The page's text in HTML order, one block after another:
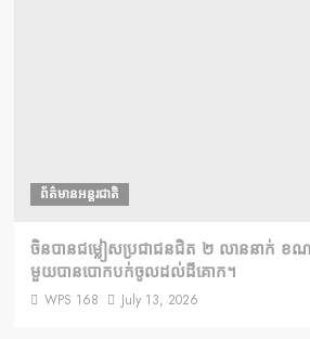
ព័ត៌មានអន្តរជាតិ
ចិនបានជម្លៀសប្រជាជនជិត ២ លាននាក់ ខណៈព្
មួយបានបោកបក់ចូលដល់ដីគោក។
WPS 168 July 13, 2026